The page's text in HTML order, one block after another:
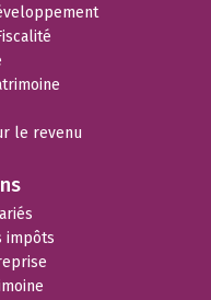
le revenu
impôts